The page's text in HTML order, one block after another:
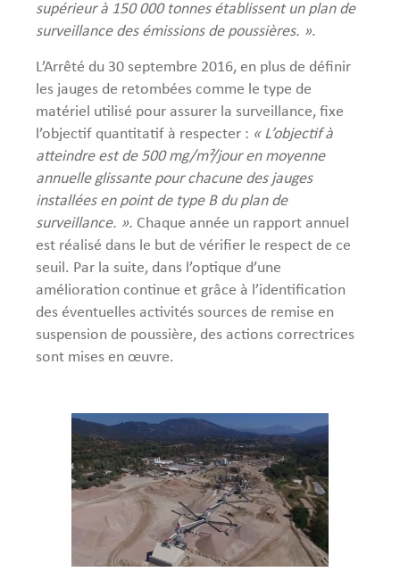
supérieur à 150 000 tonnes établissent un plan de
surveillance des émissions de poussières. ».
L’Arrêté du 30 septembre 2016, en plus de définir
les jauges de retombées comme le type de
matériel utilisé pour assurer la surveillance, fixe
l’objectif quantitatif à respecter : « L’objectif à
atteindre est de 500 mg/m²/jour en moyenne
annuelle glissante pour chacune des jauges
installées en point de type B du plan de
surveillance. ». Chaque année un rapport annuel
est réalisé dans le but de vérifier le respect de ce
seuil. Par la suite, dans l’optique d’une
amélioration continue et grâce à l’identification
des éventuelles activités sources de remise en
suspension de poussière, des actions correctrices
sont mises en œuvre.